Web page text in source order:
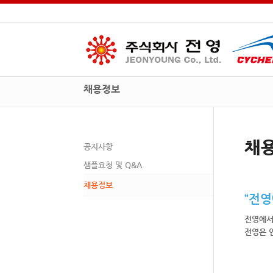
채용정보
채
“전
전영에
전영은
공지사항
샘플요청 및 Q&A
채용정보